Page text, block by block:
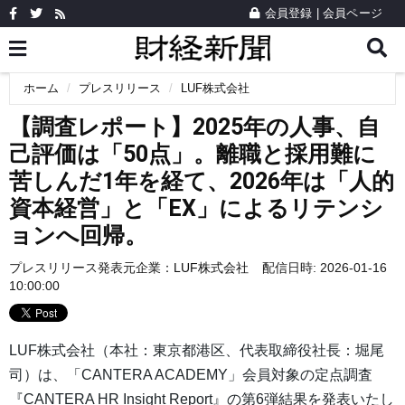
会員登録 会員ページ
ホーム プレスリリース LUF株式会社
【調査レポート】2025年の人事、自
己評価は「50点」。離職と採用難に
苦しんだ1年を経て、2026年は「人的
資本経営」と「EX」によるリテンシ
ョンへ回帰。
プレスリリース発表元企業： LUF株式会社
配信日時: 2026-01-16
10:00:00
LUF株式会社（本社：東京都港区、代表取締役社長：堀尾
司）は、「CANTERA ACADEMY」会員対象の定点調査
『CANTERA HR Insight Report』の第6弾結果を発表いたし